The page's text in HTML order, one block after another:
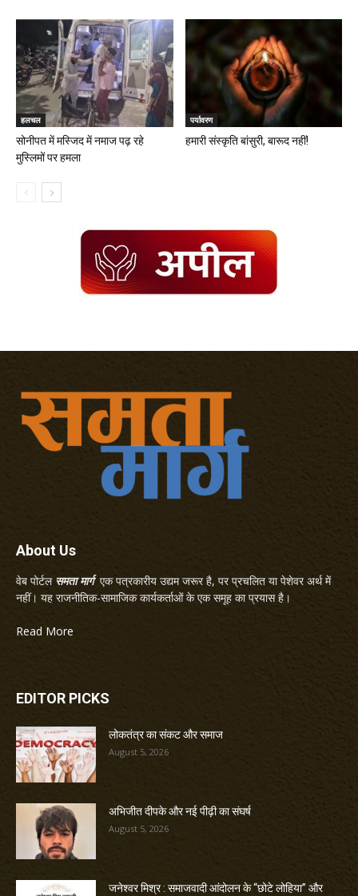
हलचल
सोनीपत में मस्जिद में नमाज पढ़ रहे
मुस्लिमों पर हमला
पर्यावरण
हमारी संस्कृति बांसुरी, बारूद नहीं!
About Us
वेब पोर्टल समता मार्गएक पत्रकारीय उद्यम जरूर है, पर प्रचलित या पेशेवर अर्थ में
नहीं। यह राजनीतिक-सामाजिक कार्यकर्ताओं के एक समूह का प्रयास है।
Read More
EDITOR PICKS
लोकतंत्र का संकट और समाज
August 5, 2026
अभिजीत दीपके और नई पीढ़ी का संघर्ष
August 5, 2026
जनेश्वर मिश्र : समाजवादी आंदोलन के “छोटे लोहिया” और